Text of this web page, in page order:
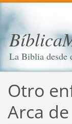
La Biblia
Otro
Arca